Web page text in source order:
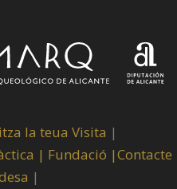
la teua Visita |
| Fundació |Contacte
|